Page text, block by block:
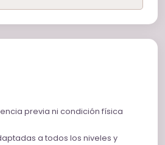
previa ni condición física
a todos los niveles y